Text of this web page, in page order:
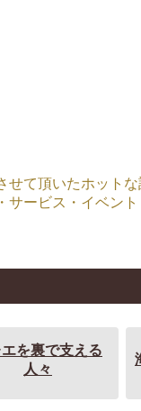
て頂いたホットな
ービス・イベン
を裏で支える
人々